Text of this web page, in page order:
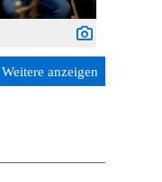
Weitere anzeigen